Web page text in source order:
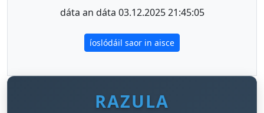
dáta an dáta 03.12.2025 21:45:05
íoslódáil saor in aisce
RAZULA